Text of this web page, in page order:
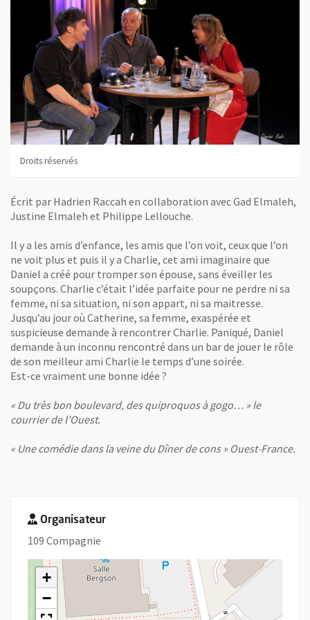
Droits réservés
Écrit par Hadrien Raccah en collaboration avec Gad Elmaleh,
Justine Elmaleh et Philippe Lellouche.
Il y a les amis d’enfance, les amis que l’on voit, ceux que l’on
ne voit plus et puis il y a Charlie, cet ami imaginaire que
Daniel a créé pour tromper son épouse, sans éveiller les
soupçons. Charlie c’était l’idée parfaite pour ne perdre ni sa
femme, ni sa situation, ni son appart, ni sa maitresse.
Jusqu’au jour où Catherine, sa femme, exaspérée et
suspicieuse demande à rencontrer Charlie. Paniqué, Daniel
demande à un inconnu rencontré dans un bar de jouer le rôle
de son meilleur ami Charlie le temps d’une soirée.
Est-ce vraiment une bonne idée ?
« Du très bon boulevard, des quiproquos à gogo… » le
courrier de l’Ouest.
« Une comédie dans la veine du Dîner de cons » Ouest-France.
Organisateur
109 Compagnie
+
−